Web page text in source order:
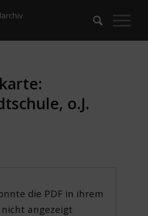
o.J.
die PDF in ihrem
nicht angezeigt